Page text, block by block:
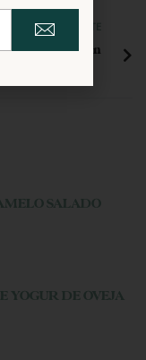
SIGUIENTE
Sin Gluten
SALADO
YOGUR DE OVEJA